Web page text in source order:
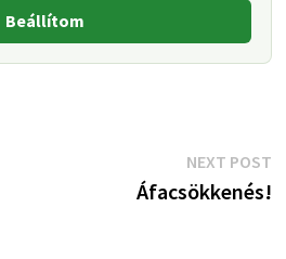
Beállítom
NEXT POST
Áfacsökkenés!